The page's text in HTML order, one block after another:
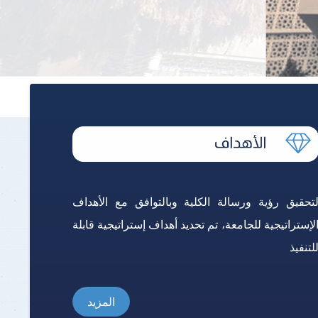
لتحقيق رؤية ورسالة الكلية وبالتوافق مع الأهداف
الإستراتيجية للجامعة، تم تحديد أهداف إستراتيجية قابلة
للتنفيذ
المزيد